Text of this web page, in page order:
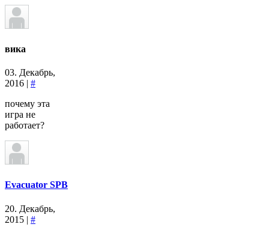
вика
03. Декабрь,
2016 | #
почему эта
игра не
работает?
Evacuator SPB
20. Декабрь,
2015 | #